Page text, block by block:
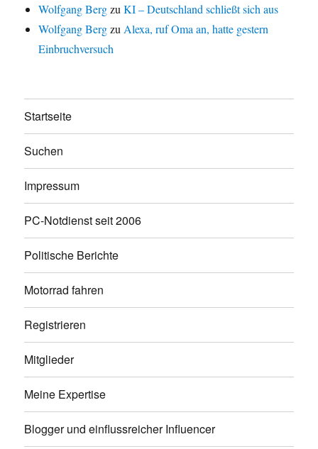
Wolfgang BergzuKI – Deutschland schließt sich aus
Wolfgang Bergzu Alexa, ruf Oma an, hatte gestern
Einbruchversuch
Startseite
Suchen
Impressum
PC-Notdienst seit 2006
Politische Berichte
Motorrad fahren
Registrieren
Mitglieder
Meine Expertise
Blogger und einflussreicher Influencer